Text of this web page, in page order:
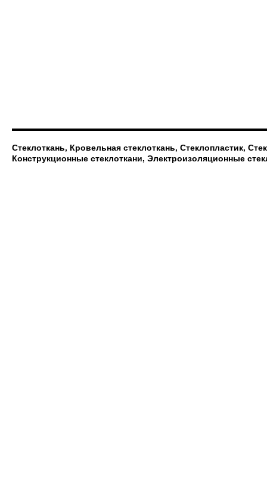
Стеклоткань, Кровельная стеклоткань, Стеклопластик,
Конструкционные стеклоткани, Электроизоляционные